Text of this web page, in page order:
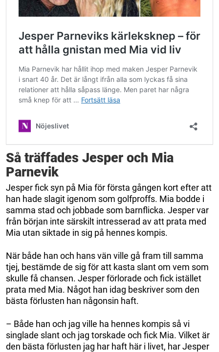
Så träffades Jesper och Mia
Parnevik
Jesper fick syn på Mia för första gången kort efter att
han hade slagit igenom som golfproffs. Mia bodde i
samma stad och jobbade som barnflicka. Jesper var
från början inte särskilt intresserad av att prata med
Mia utan siktade in sig på hennes kompis.
När både han och hans vän ville gå fram till samma
tjej, bestämde de sig för att kasta slant om vem som
skulle få chansen. Jesper förlorade och fick istället
prata med Mia. Något han idag beskriver som den
bästa förlusten han någonsin haft.
– Både han och jag ville ha hennes kompis så vi
singlade slant och jag torskade och fick Mia. Vilket är
den bästa förlusten jag har haft här i livet, har Jesper